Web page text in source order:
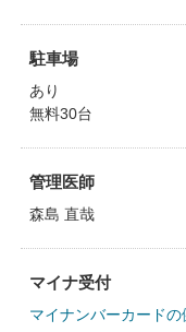
駐車場
あり
無料30台
管理医師
森島 直哉
マイナ受付
マイナンバーカード